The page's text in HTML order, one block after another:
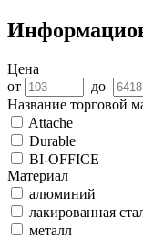
Цена
от
до
Название торговой
Attache
Durable
BI-OFFICE
Материал
алюминий
лакированная
металл